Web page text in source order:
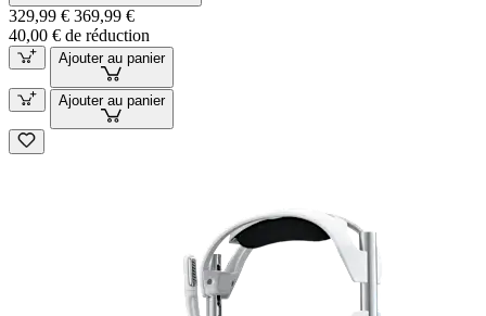
329,99 € 369,99 €
40,00 € de réduction
Ajouter au panier
Ajouter au panier